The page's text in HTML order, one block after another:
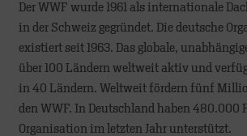
Der WWF wurde 1961 als internationale
in der Schweiz gegründet. Die deutsche
existiert seit 1963. Das globale,
über 100 Ländern weltweit aktiv und
in 40 Ländern. Weltweit fördern fünf
den WWF. In Deutschland haben 480.000
Organisation im letzten Jahr unterstützt.